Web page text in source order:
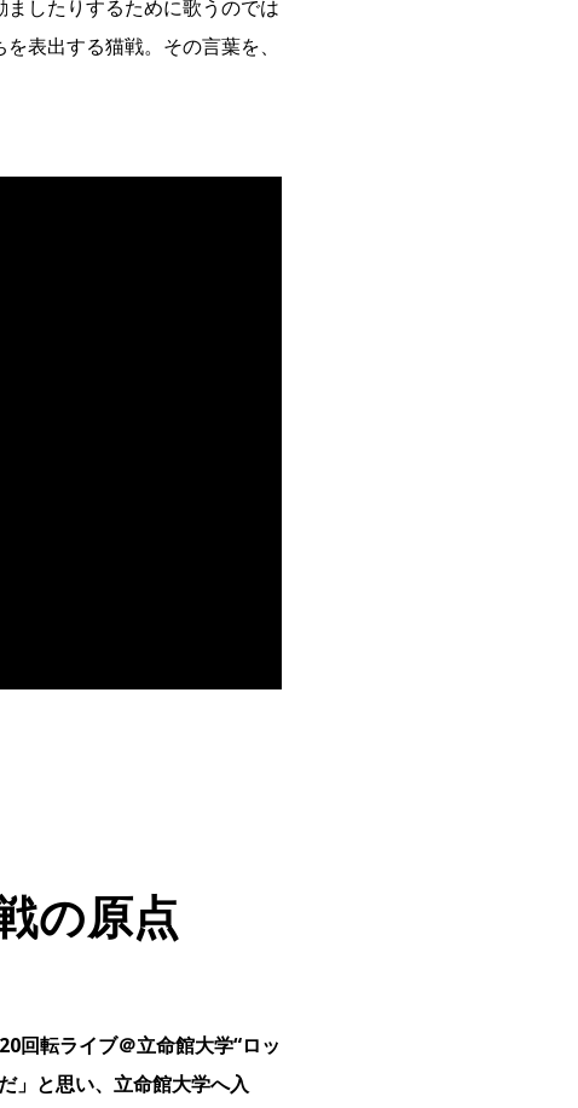
したりするために歌うのでは
表出する猫戦。その言葉を、
の原点
回転ライブ＠立命館大学“ロッ
」と思い、立命館大学へ入